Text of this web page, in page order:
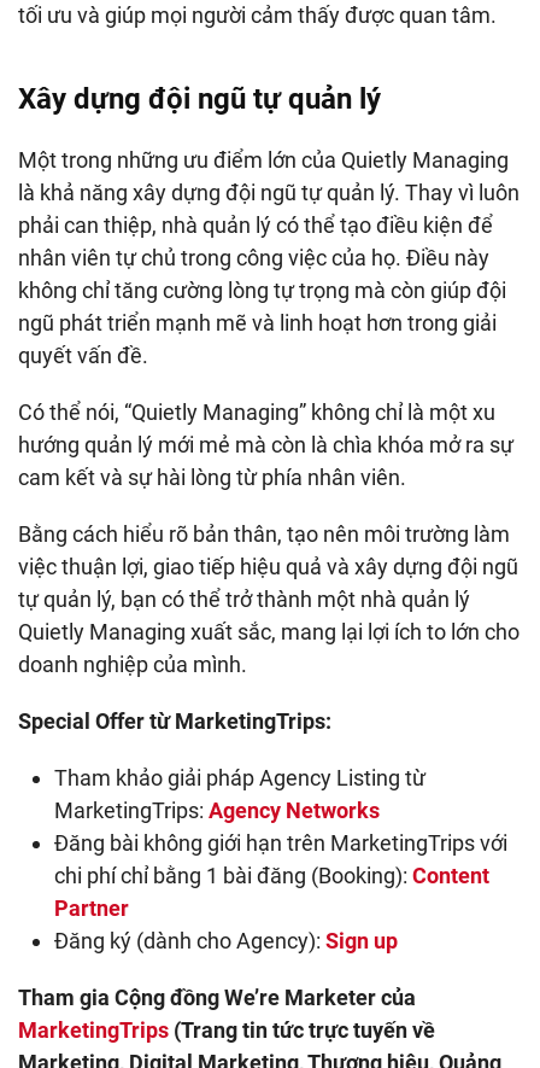
tối ưu và giúp mọi người cảm thấy được quan tâm.
Xây dựng đội ngũ tự quản lý
Một trong những ưu điểm lớn của Quietly Managing
là khả năng xây dựng đội ngũ tự quản lý. Thay vì luôn
phải can thiệp, nhà quản lý có thể tạo điều kiện để
nhân viên tự chủ trong công việc của họ. Điều này
không chỉ tăng cường lòng tự trọng mà còn giúp đội
ngũ phát triển mạnh mẽ và linh hoạt hơn trong giải
quyết vấn đề.
Có thể nói, “Quietly Managing” không chỉ là một xu
hướng quản lý mới mẻ mà còn là chìa khóa mở ra sự
cam kết và sự hài lòng từ phía nhân viên.
Bằng cách hiểu rõ bản thân, tạo nên môi trường làm
việc thuận lợi, giao tiếp hiệu quả và xây dựng đội ngũ
tự quản lý, bạn có thể trở thành một nhà quản lý
Quietly Managing xuất sắc, mang lại lợi ích to lớn cho
doanh nghiệp của mình.
Special Offer từ MarketingTrips:
Tham khảo giải pháp Agency Listing từ
MarketingTrips: Agency Networks
Đăng bài không giới hạn trên MarketingTrips với
chi phí chỉ bằng 1 bài đăng (Booking): Content
Partner
Đăng ký (dành cho Agency): Sign up
Tham gia Cộng đồng We’re Marketer của
MarketingTrips (Trang tin tức trực tuyến về
Marketing, Digital Marketing, Thương hiệu, Quảng